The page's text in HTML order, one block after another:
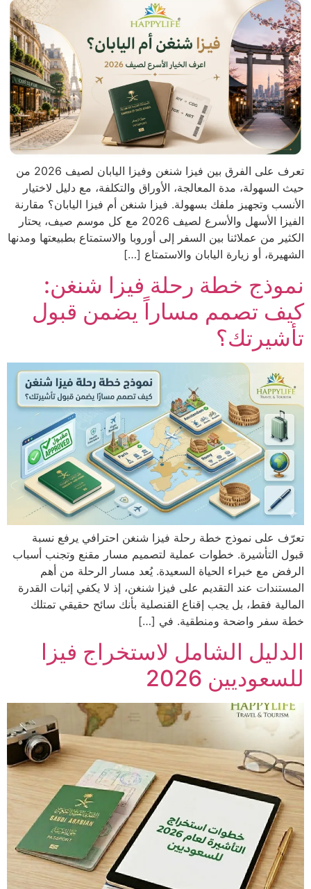
تعرف على الفرق بين فيزا شنغن وفيزا اليابان لصيف 2026 من
حيث السهولة، مدة المعالجة، الأوراق والتكلفة، مع دليل لاختيار
الأنسب وتجهيز ملفك بسهولة. فيزا شنغن أم فيزا اليابان؟ مقارنة
الفيزا الأسهل والأسرع لصيف 2026 مع كل موسم صيف، يحتار
الكثير من عملائنا بين السفر إلى أوروبا والاستمتاع بطبيعتها ومدنها
الشهيرة، أو زيارة اليابان والاستمتاع […]
نموذج خطة رحلة فيزا شنغن:
كيف تصمم مساراً يضمن قبول
تأشيرتك؟
تعرّف على نموذج خطة رحلة فيزا شنغن احترافي يرفع نسبة
قبول التأشيرة. خطوات عملية لتصميم مسار مقنع وتجنب أسباب
الرفض مع خبراء الحياة السعيدة. يُعد مسار الرحلة من أهم
المستندات عند التقديم على فيزا شنغن، إذ لا يكفي إثبات القدرة
المالية فقط، بل يجب إقناع القنصلية بأنك سائح حقيقي تمتلك
خطة سفر واضحة ومنطقية. في […]
الدليل الشامل لاستخراج فيزا
للسعوديين 2026